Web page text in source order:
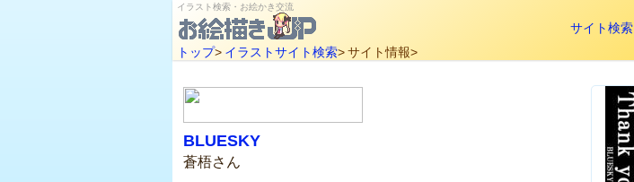
イラスト検索・お絵かき交流
サイト検索
トップ> イラストサイト検索>サイト情報>
BLUESKY
蒼梧さん